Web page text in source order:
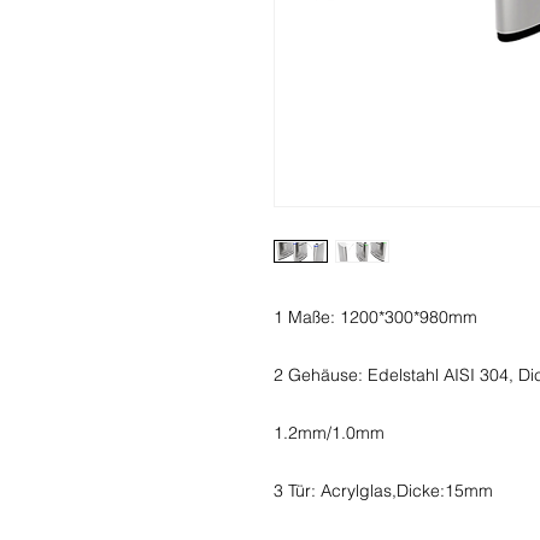
1 Maße: 1200*300*980mm
2 Gehäuse: Edelstahl AISI 304,
1.2mm/1.0mm
3 Tür: Acrylglas,Dicke:15mm